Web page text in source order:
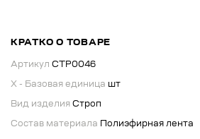
КРАТКО О ТОВАРЕ
Артикул СТР0046
X - Базовая единица шт
Вид изделия Строп
Состав материала Полиэфирная лента